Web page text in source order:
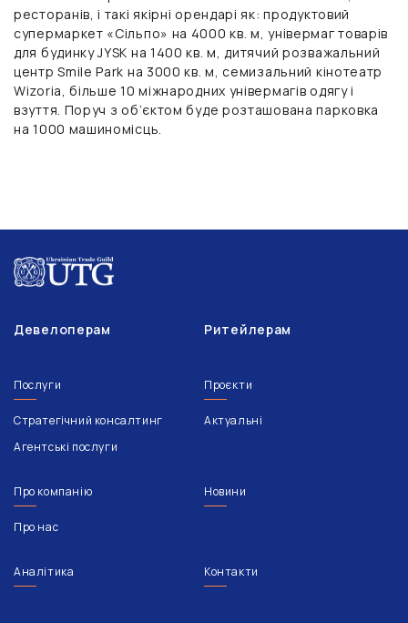
ресторанів, і такі якірні орендарі як: продуктовий
супермаркет «Сільпо» на 4000 кв. м, універмаг товарів
для будинку JYSK на 1400 кв. м, дитячий розважальний
центр Smile Park на 3000 кв. м, семизальний кінотеатр
Wizoria, більше 10 міжнародних універмагів одягу і
взуття. Поруч з об’єктом буде розташована парковка
на 1000 машиномісць.
Девелоперам Ритейлерам
Послуги
Стратегічний консалтинг
Агентські послуги
Проєкти
Актуальні
Про компанію
Про нас
Новини
Аналітика Контакти